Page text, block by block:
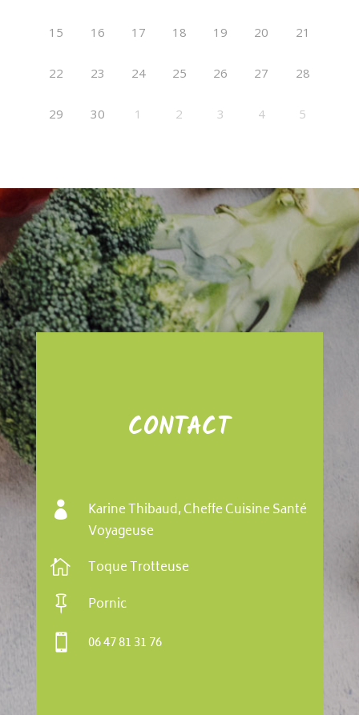
15 16 17 18 19 20 21
22 23 24 25 26 27 28
29 30 1 2 3 4 5
CONTACT

Karine Thibaud, Cheffe Cuisine Santé
Voyageuse
 Toque Trotteuse
 Pornic
 06 47 81 31 76